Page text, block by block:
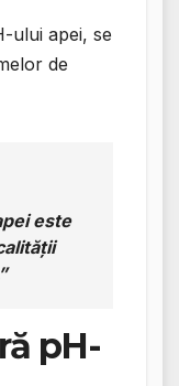
ului apei, se
de
este
pH-